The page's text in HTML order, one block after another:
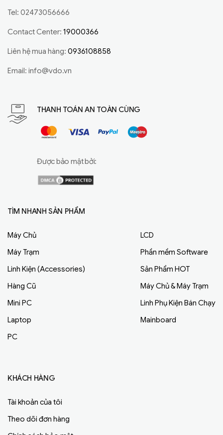
Tel: 02473056666
Contact Center: 19000366
Liên hệ mua hàng: 0936108858
Email: info@vdo.vn
THANH TOÁN AN TOÀN CÙNG
Được bảo mật bởi:
TÌM NHANH SẢN PHẨM
Máy Chủ
Máy Trạm
Linh Kiện (Accessories)
Hàng Cũ
Mini PC
Laptop
PC
LCD
Phần mềm Software
Sản Phẩm HOT
Máy Chủ & Máy Trạm
Linh Phụ Kiện Bán Chạy
Mainboard
KHÁCH HÀNG
Tài khoản của tôi
Theo dõi đơn hàng